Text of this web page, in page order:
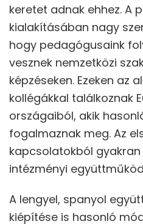
keretet adnak ehhez. A
kialakításában nagy
hogy pedagógusaink
vesznek nemzetközi
képzéseken. Ezeken az
kollégákkal találkoznak
országaiból, akik
fogalmaznak meg. Az
kapcsolatokból
intézményi
A lengyel, spanyol
kiépítése is hasonló